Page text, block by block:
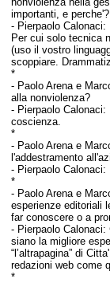
importanti, e perche'?
- Pierpaolo Calonaci:
Per cui solo tecnica
(uso il vostro
scoppiare.
*
- Paolo Arena e
alla nonviolenza?
- Pierpaolo Calonaci:
coscienza.
*
- Paolo Arena e
l'addestramento
- Pierpaolo Calonaci:
*
- Paolo Arena e
esperienze editoriali
far conoscere o a
- Pierpaolo Calonaci:
siano la migliore
“l’altrapagina” di
redazioni web come
*